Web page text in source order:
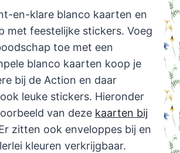
en-klare blanco kaarten en
met feestelijke stickers. Voeg
toe met een
blanco kaarten koop je
bij de Action en daar
leuke stickers. Hieronder
van deze kaarten bij
zitten ook enveloppes bij en
kleuren verkrijgbaar.